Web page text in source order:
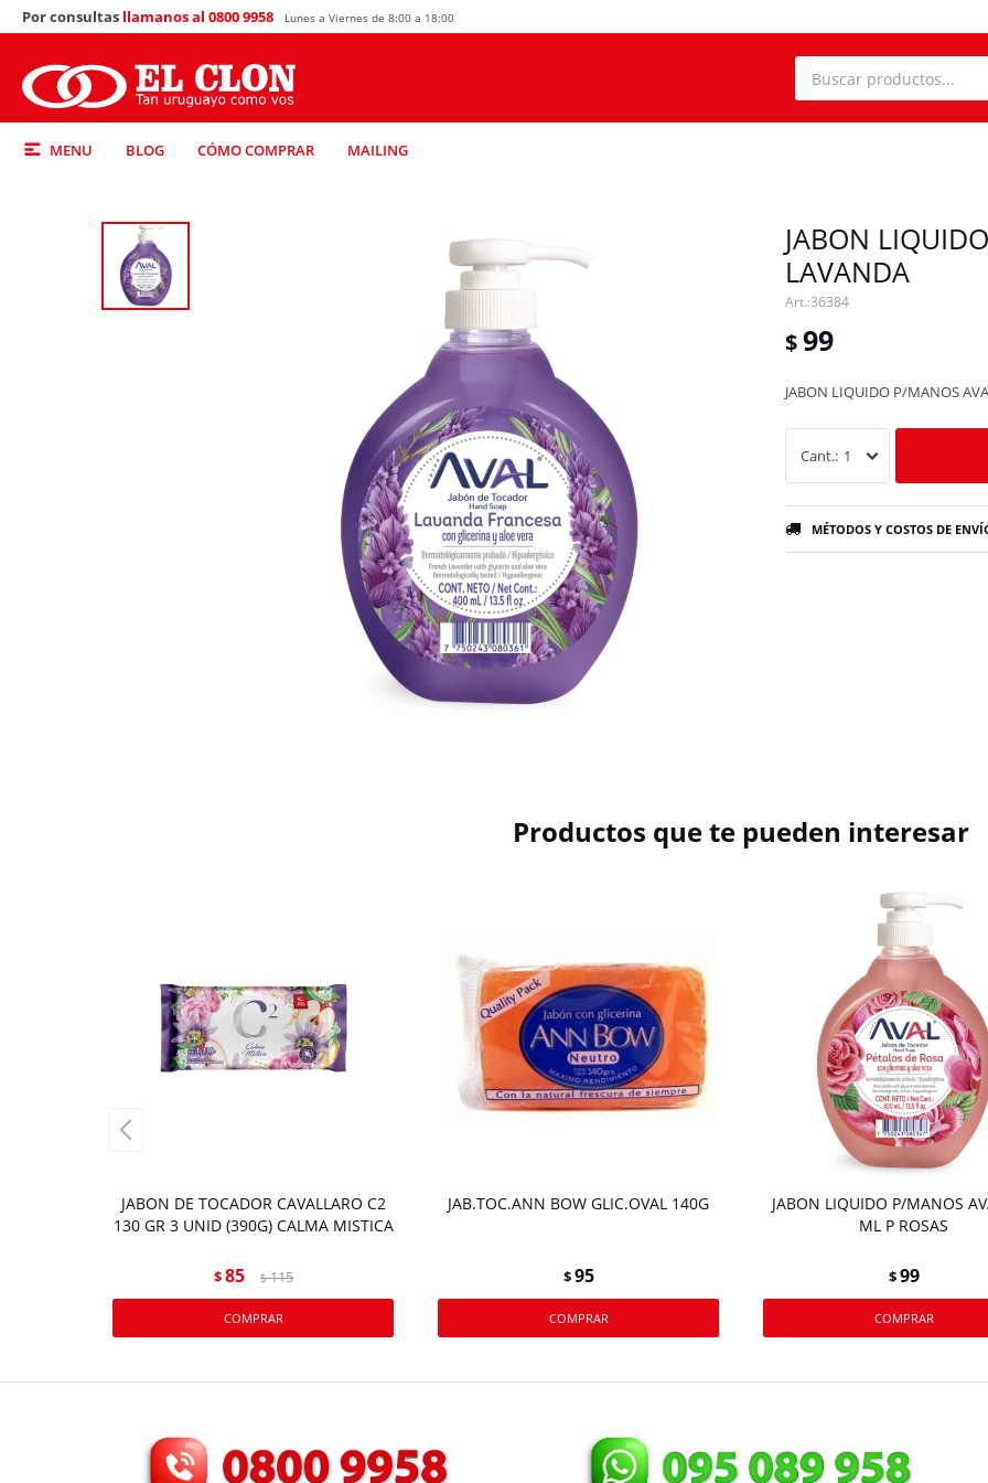
MENU BLOG CÓMO COMPRAR MAILING
Por consultas llamanos al 0800 9958 Lunes a Viernes de 8:00 a 18:00
JABON
LAVANDA
36384
$99
JABON LIQUIDO P/MANOS
1
MÉTODOS Y COSTOS DE
Productos que te pueden interesar
JABON DE TOCADOR CAVALLARO C2
130 GR 3 UNID (390G) CALMA MISTICA
$85 $ 115
JAB.TOC.ANN BOW GLIC.OVAL 140G
$95
JABON LIQUIDO P/MANOS
ML P ROSAS
$99